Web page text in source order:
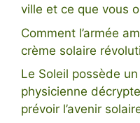
ville et ce que vous
Comment l’armée
crème solaire
Le Soleil possède
physicienne
prévoir l’avenir